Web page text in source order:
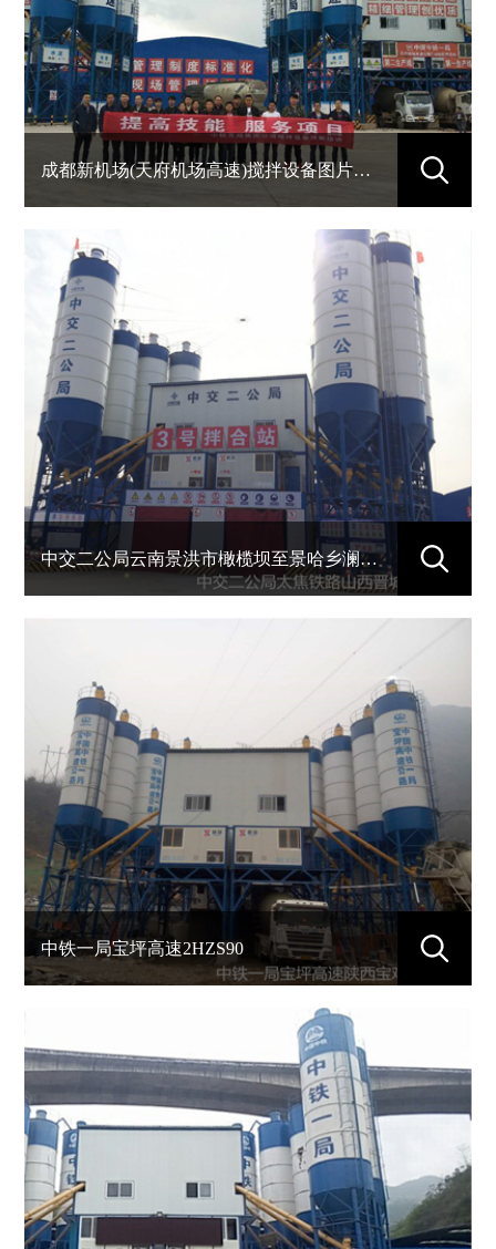
成都新机场(天府机场高速)搅拌设备图片（中铁一局三套90站）
中交二公局云南景洪市橄榄坝至景哈乡澜沧江大桥项目HZS90
中铁一局宝坪高速2HZS90